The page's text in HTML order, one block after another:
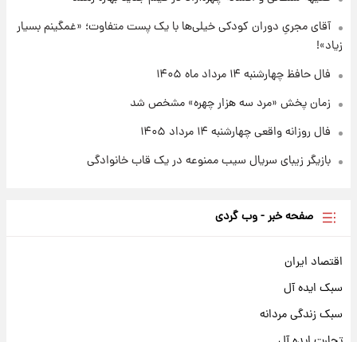
۱۴۰۵/کاهش قیمت طلا و سکه
آقای مجریِ دوران کودکی خیلی‌ها با یک پست متفاوت؛ «غمگینم بسیار
زیاد»!
فال حافظ چهارشنبه ۱۴ مرداد ماه ۱۴۰۵
زمان پخش «مرد سه هزار چهره» مشخص شد
فال روزانه واقعی چهارشنبه ۱۴ مرداد ۱۴۰۵
بازیگر زیبای سریال سیب ممنوعه در یک قاب خانوادگی
صفحه خبر - وب گردی
اقتصاد ایران
سبک ایده آل
سبک زندگی مردانه